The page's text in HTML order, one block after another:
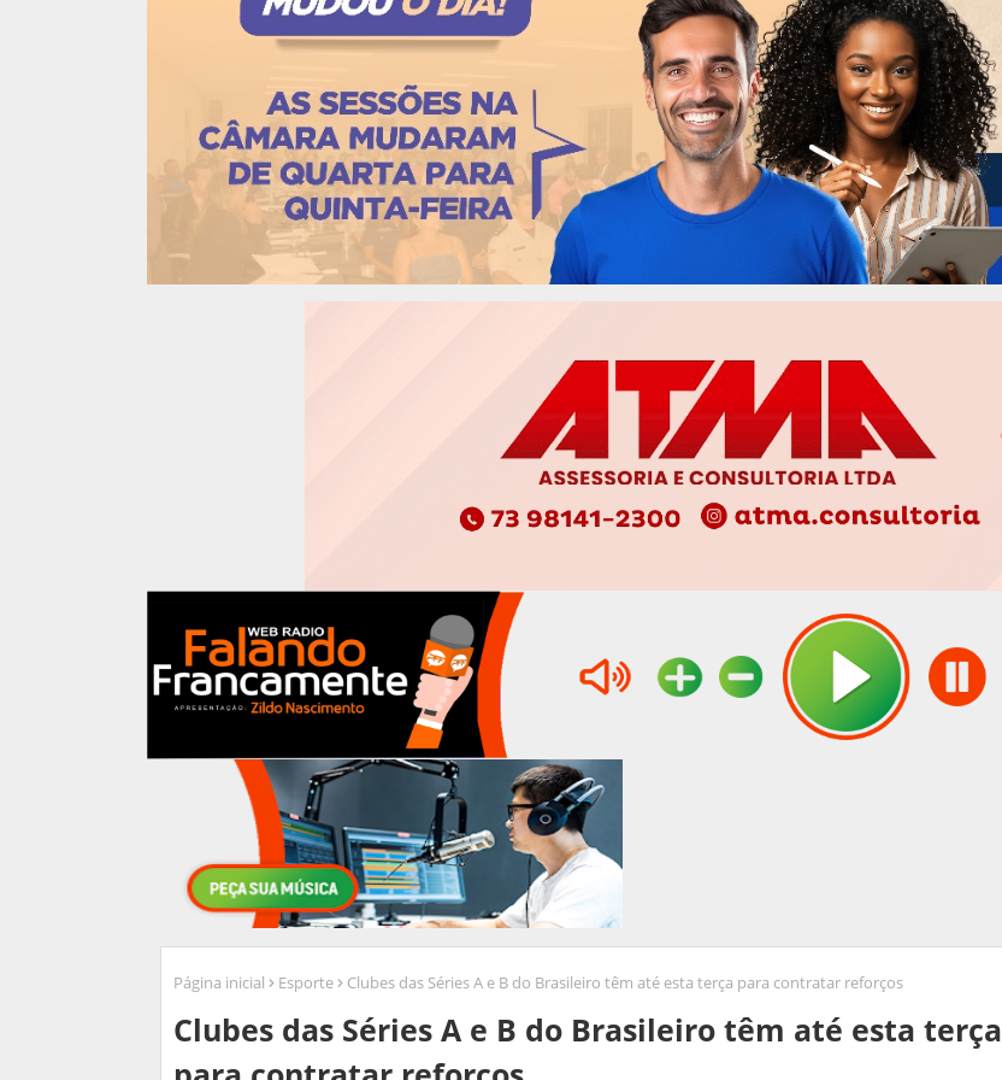
Página inicial Esporte Clubes das Séries A e B do Brasileiro têm até esta terça para contratar reforços
Clubes das Séries A e B do Brasileiro têm até esta terça